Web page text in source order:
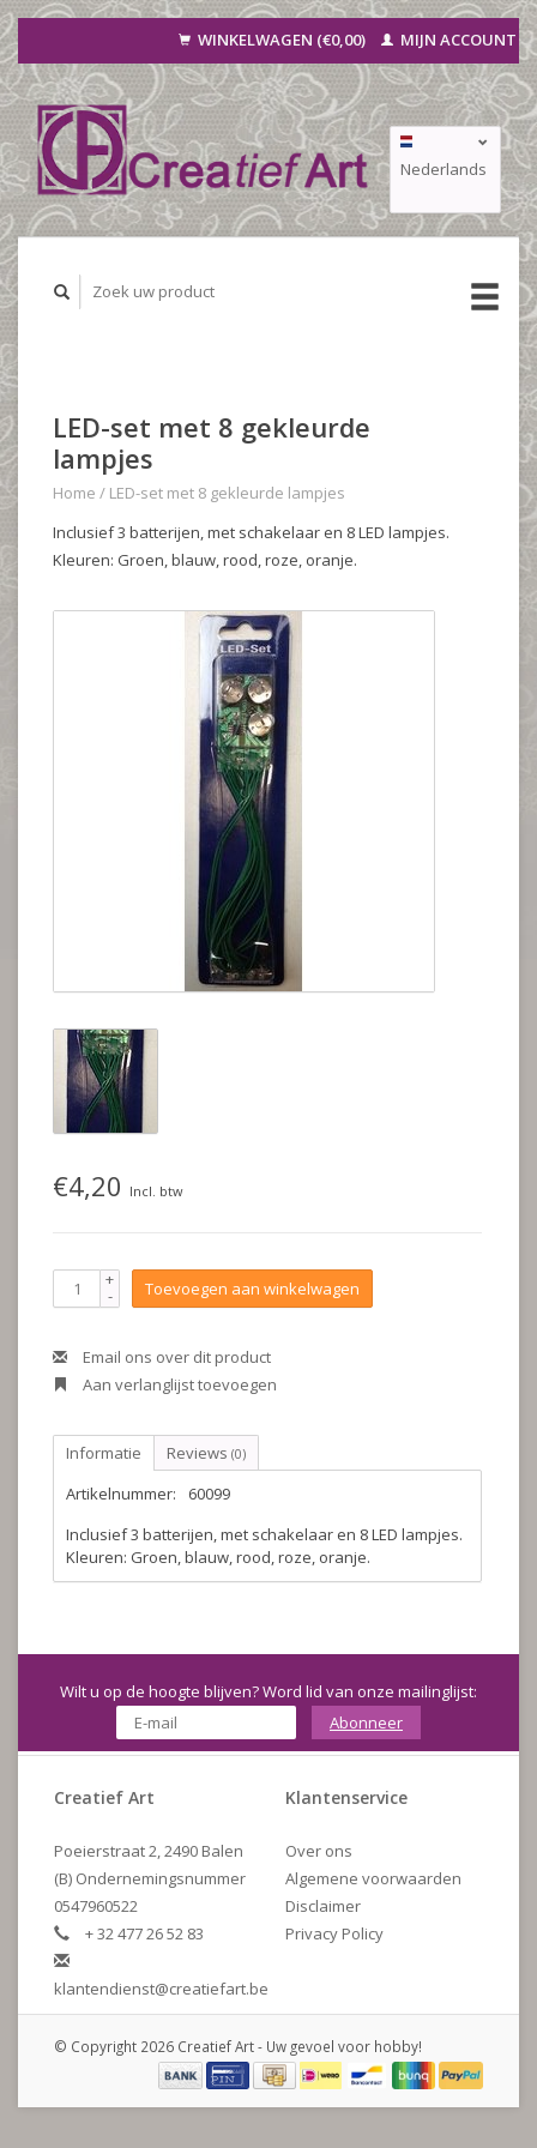
WINKELWAGEN (€0,00) MIJN ACCOUNT
Nederlands
Deutsch
LED-set met 8 gekleurde
lampjes
Home / LED-set met 8 gekleurde lampjes
Inclusief 3 batterijen, met schakelaar en 8 LED lampjes.
Kleuren: Groen, blauw, rood, roze, oranje.
€4,20 Incl. btw
+
- Toevoegen aan winkelwagen
Email ons over dit product
Aan verlanglijst toevoegen
Informatie Reviews (0)
Artikelnummer:
60099
Inclusief 3 batterijen, met schakelaar en 8 LED lampjes.
Kleuren: Groen, blauw, rood, roze, oranje.
Wilt u op de hoogte blijven? Word lid van onze mailinglijst:
Abonneer
Creatief Art
Poeierstraat 2, 2490 Balen
(B) Ondernemingsnummer
0547960522
+ 32 477 26 52 83
klantendienst@creatiefart.be
Klantenservice
Over ons
Algemene voorwaarden
Disclaimer
Privacy Policy
© Copyright 2026 Creatief Art - Uw gevoel voor hobby!